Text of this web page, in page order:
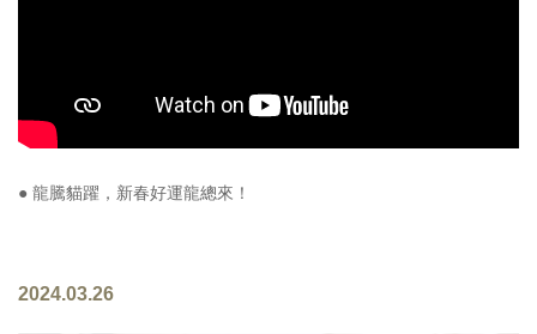
關於Yilan
個人著作
媒體報導一覽
● 龍騰貓躍，新春好運龍總來！
2024.03.26